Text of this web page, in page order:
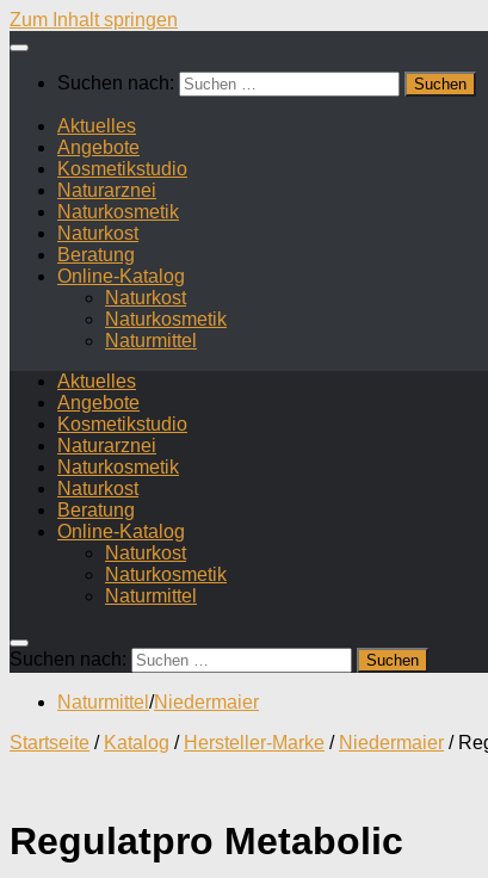
Zum Inhalt springen
Suchen nach:
Aktuelles
Angebote
Kosmetikstudio
Naturarznei
Naturkosmetik
Naturkost
Beratung
Online-Katalog
Naturkost
Naturkosmetik
Naturmittel
Aktuelles
Angebote
Kosmetikstudio
Naturarznei
Naturkosmetik
Naturkost
Beratung
Online-Katalog
Naturkost
Naturkosmetik
Naturmittel
Suchen nach:
Naturmittel /Niedermaier
Startseite / Katalog / Hersteller-Marke / Niedermaier /
Regulatpro Metabolic